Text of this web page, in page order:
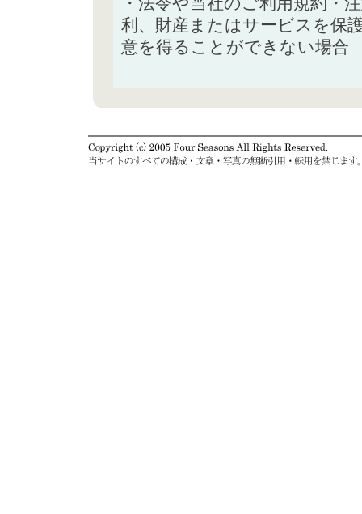
利、財産またはサービスを保
意を得ることができない場合